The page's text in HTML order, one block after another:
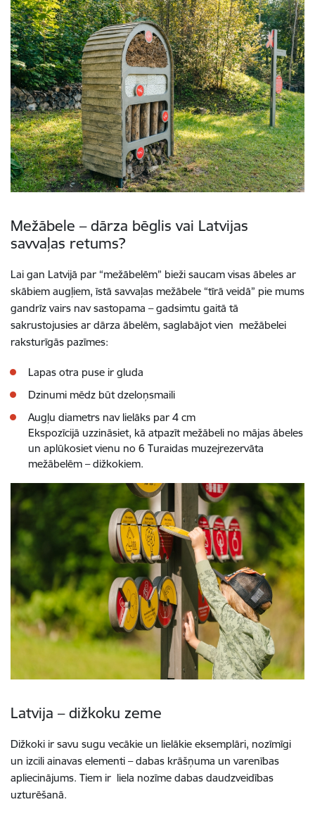
Mežābele – dārza bēglis vai Latvijas
savvaļas retums?
Lai gan Latvijā par “mežābelēm” bieži saucam visas ābeles ar
skābiem augļiem, īstā savvaļas mežābele “tīrā veidā” pie mums
gandrīz vairs nav sastopama – gadsimtu gaitā tā
sakrustojusies ar dārza ābelēm, saglabājot vien mežābelei
raksturīgās pazīmes:
Lapas otra puse ir gluda
Dzinumi mēdz būt dzeloņsmaili
Augļu diametrs nav lielāks par 4 cm
Ekspozīcijā uzzināsiet, kā atpazīt mežābeli no mājas ābeles
un aplūkosiet vienu no 6 Turaidas muzejrezervāta
mežābelēm – dižkokiem.
Latvija – dižkoku zeme
Dižkoki ir savu sugu vecākie un lielākie eksemplāri, nozīmīgi
un izcili ainavas elementi – dabas krāšņuma un varenības
apliecinājums. Tiem ir liela nozīme dabas daudzveidības
uzturēšanā.